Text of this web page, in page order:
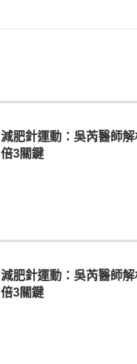
減肥針運動：吳芮醫師
倍3關鍵
減肥針運動：吳芮醫師
倍3關鍵